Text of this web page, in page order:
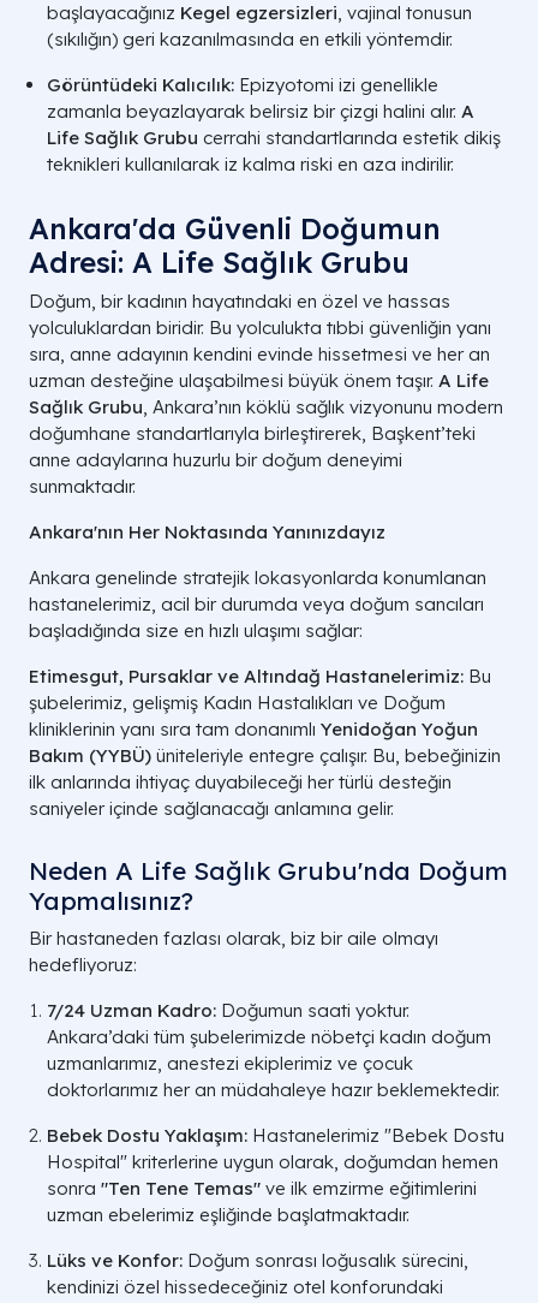
başlayacağınız Kegel egzersizleri, vajinal tonusun
(sıkılığın) geri kazanılmasında en etkili yöntemdir.
Görüntüdeki Kalıcılık: Epizyotomi izi genellikle
zamanla beyazlayarak belirsiz bir çizgi halini alır. A
Life Sağlık Grubu cerrahi standartlarında estetik dikiş
teknikleri kullanılarak iz kalma riski en aza indirilir.
Ankara'da Güvenli Doğumun
Adresi: A Life Sağlık Grubu
Doğum, bir kadının hayatındaki en özel ve hassas
yolculuklardan biridir. Bu yolculukta tıbbi güvenliğin yanı
sıra, anne adayının kendini evinde hissetmesi ve her an
uzman desteğine ulaşabilmesi büyük önem taşır. A Life
Sağlık Grubu, Ankara’nın köklü sağlık vizyonunu modern
doğumhane standartlarıyla birleştirerek, Başkent’teki
anne adaylarına huzurlu bir doğum deneyimi
sunmaktadır.
Ankara'nın Her Noktasında Yanınızdayız
Ankara genelinde stratejik lokasyonlarda konumlanan
hastanelerimiz, acil bir durumda veya doğum sancıları
başladığında size en hızlı ulaşımı sağlar:
Etimesgut, Pursaklar ve Altındağ Hastanelerimiz: Bu
şubelerimiz, gelişmiş Kadın Hastalıkları ve Doğum
kliniklerinin yanı sıra tam donanımlı Yenidoğan Yoğun
Bakım (YYBÜ) üniteleriyle entegre çalışır. Bu, bebeğinizin
ilk anlarında ihtiyaç duyabileceği her türlü desteğin
saniyeler içinde sağlanacağı anlamına gelir.
Neden A Life Sağlık Grubu'nda Doğum
Yapmalısınız?
Bir hastaneden fazlası olarak, biz bir aile olmayı
hedefliyoruz:
7/24 Uzman Kadro: Doğumun saati yoktur.
Ankara’daki tüm şubelerimizde nöbetçi kadın doğum
uzmanlarımız, anestezi ekiplerimiz ve çocuk
doktorlarımız her an müdahaleye hazır beklemektedir.
Bebek Dostu Yaklaşım: Hastanelerimiz "Bebek Dostu
Hospital" kriterlerine uygun olarak, doğumdan hemen
sonra "Ten Tene Temas" ve ilk emzirme eğitimlerini
uzman ebelerimiz eşliğinde başlatmaktadır.
Lüks ve Konfor: Doğum sonrası loğusalık sürecini,
kendinizi özel hissedeceğiniz otel konforundaki